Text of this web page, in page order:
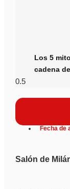
Los 5
cadena
Fecha de
Salón de